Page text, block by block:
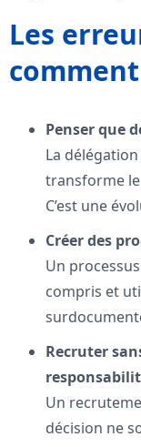
Les
Penser que
La
transforme
C’est une
Créer des
Un
compris et
Recruter
Un
décision ne